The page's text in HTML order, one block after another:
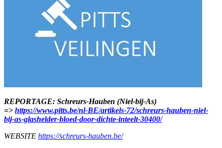
REPORTAGE: Schreurs-Hauben (Niel-bij-As)
=> https://www.pitts.be/nl-BE/artikels-72/schreurs-hauben-niel-
bij-as-glashelder-bloed-door-dichte-inteelt-30400/
WEBSITE https://schreurs-hauben.be/